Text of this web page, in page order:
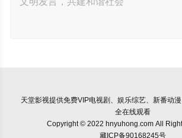
天堂影视提供免费VIP电视剧、娱乐综艺、新番动
全在线观看
Copyright © 2022 hnyuhong.com All
藏ICP备90168245号